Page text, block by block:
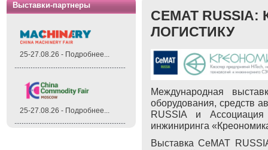
Выставки-партнеры
25-27.08.26 - Подробнее...
25-27.08.26 - Подробнее...
CEMAT
ЛОГИСТИКУ
Международная
оборудования, средств
RUSSIA и Ассоциация
инжиниринга
Выставка CeMAT